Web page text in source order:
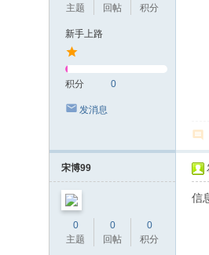
主题
回帖
积分
新手上路
积分 0
发消息
宋博99
0
主题
0
回帖
0
积分
信